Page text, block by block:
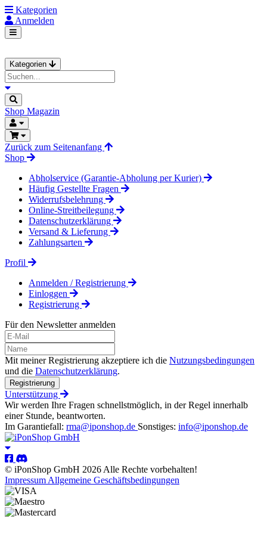
Kategorien
Anmelden
Kategorien
Shop Magazin
Zurück zum Seitenanfang
Shop
Abholservice (Garantie-Abholung per Kurier)
Häufig Gestellte Fragen
Widerrufsbelehrung
Online-Streitbeilegung
Datenschutzerklärung
Versand & Lieferung
Zahlungsarten
Profil
Anmelden / Registrierung
Einloggen
Registrierung
Für den Newsletter anmelden
Mit meiner Registrierung akzeptiere ich die Nutzungsbedingungen
und die Datenschutzerklärung.
Registrierung
Unterstützung
Wir werden Ihre Fragen schnellstmöglich, in der Regel innerhalb
einer Stunde, beantworten.
Im Garantiefall: rma@iponshop.de Sonstiges: info@iponshop.de
© iPonShop GmbH 2026 Alle Rechte vorbehalten!
Impressum Allgemeine Geschäftsbedingungen